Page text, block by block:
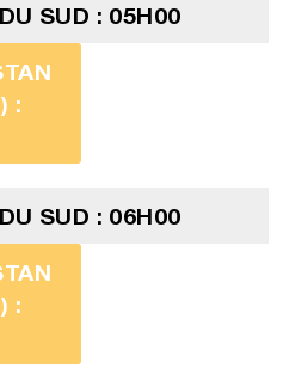
SUD : 05H00
:
SUD : 06H00
: